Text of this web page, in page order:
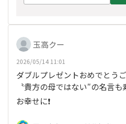
玉高クー
2026/05/14 11:01
ダブルプレゼントおめでとう
〝貴方の母ではない″の名言
お幸せに❗️